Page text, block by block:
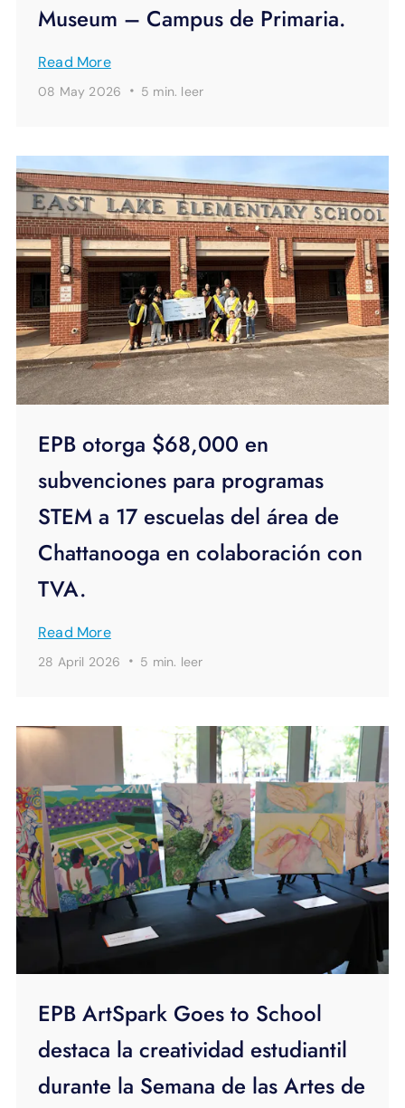
Museum – Campus de Primaria.
Read More
08 May 2026 · 5 min. leer
EPB otorga $68,000 en
subvenciones para programas
STEM a 17 escuelas del área de
Chattanooga en colaboración con
TVA.
Read More
28 April 2026 · 5 min. leer
EPB ArtSpark Goes to School
destaca la creatividad estudiantil
durante la Semana de las Artes de